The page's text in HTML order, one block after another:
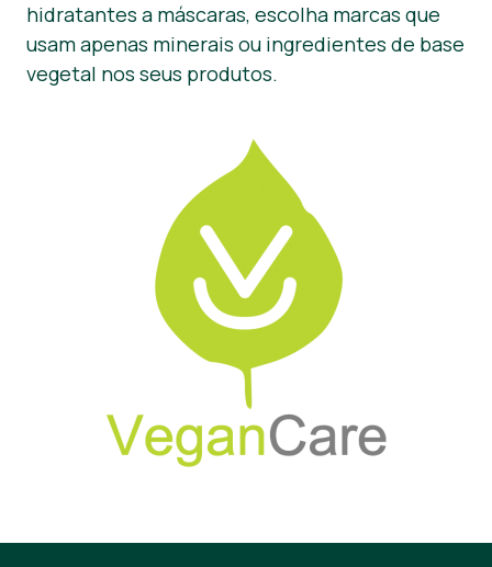
Obtenha o selo V-Label
Área de cliente
Denunciar um uso indevido
Materiais de Imprensa
hidratantes a máscaras, escolha marcas que
usam apenas minerais ou ingredientes de base
vegetal nos seus produtos.